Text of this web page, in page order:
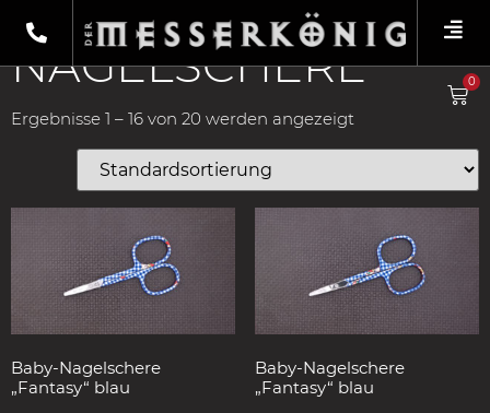
0
NAGELSCHERE
Ergebnisse 1 – 16 von 20 werden angezeigt
Baby-Nagelschere
„Fantasy“ blau
Baby-Nagelschere
„Fantasy“ blau